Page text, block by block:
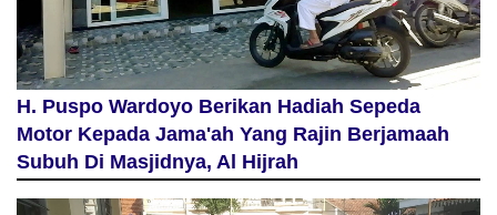
H. Puspo Wardoyo Berikan Hadiah Sepeda
Motor Kepada Jama'ah Yang Rajin Berjamaah
Subuh Di Masjidnya, Al Hijrah